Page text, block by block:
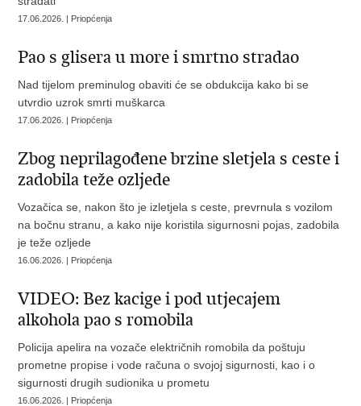
17.06.2026. | Priopćenja
Pao s glisera u more i smrtno stradao
Nad tijelom preminulog obaviti će se obdukcija kako bi se
utvrdio uzrok smrti muškarca
17.06.2026. | Priopćenja
Zbog neprilagođene brzine sletjela s ceste i
zadobila teže ozljede
Vozačica se, nakon što je izletjela s ceste, prevrnula s vozilom
na bočnu stranu, a kako nije koristila sigurnosni pojas, zadobila
je teže ozljede
16.06.2026. | Priopćenja
VIDEO: Bez kacige i pod utjecajem
alkohola pao s romobila
Policija apelira na vozače električnih romobila da poštuju
prometne propise i vode računa o svojoj sigurnosti, kao i o
sigurnosti drugih sudionika u prometu
16.06.2026. | Priopćenja